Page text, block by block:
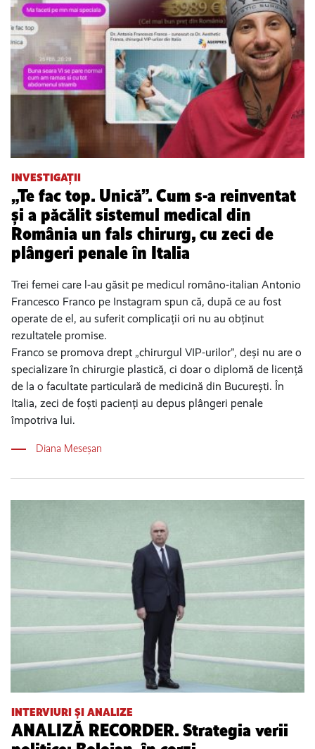
INVESTIGAȚII
„Te fac top. Unică”. Cum s-a reinventat
și a păcălit sistemul medical din
România un fals chirurg, cu zeci de
plângeri penale în Italia
Trei femei care l-au găsit pe medicul româno-italian Antonio
Francesco Franco pe Instagram spun că, după ce au fost
operate de el, au suferit complicații ori nu au obținut
rezultatele promise.
Franco se promova drept „chirurgul VIP-urilor”, deși nu are o
specializare în chirurgie plastică, ci doar o diplomă de licență
de la o facultate particulară de medicină din București. În
Italia, zeci de foști pacienți au depus plângeri penale
împotriva lui.
Diana Meseșan
INTERVIURI ȘI ANALIZE
ANALIZĂ RECORDER. Strategia verii